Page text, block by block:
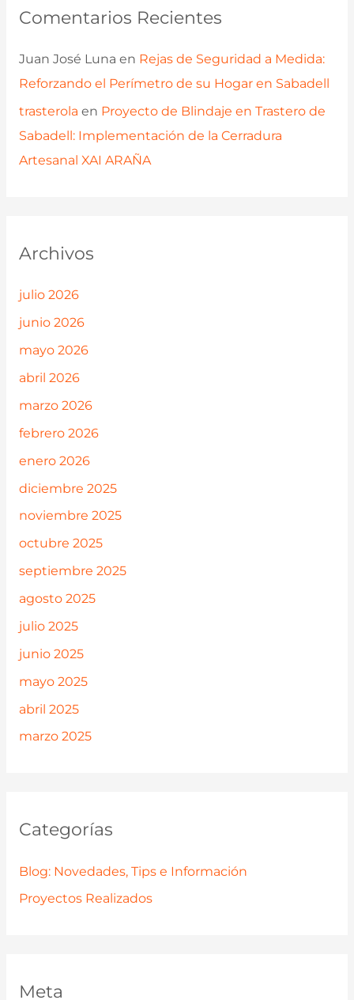
Comentarios Recientes
Juan José Luna en Rejas de Seguridad a Medida:
Reforzando el Perímetro de su Hogar en Sabadell
trasterola en Proyecto de Blindaje en Trastero de
Sabadell: Implementación de la Cerradura
Artesanal XAI ARAÑA
Archivos
julio 2026
junio 2026
mayo 2026
abril 2026
marzo 2026
febrero 2026
enero 2026
diciembre 2025
noviembre 2025
octubre 2025
septiembre 2025
agosto 2025
julio 2025
junio 2025
mayo 2025
abril 2025
marzo 2025
Categorías
Blog: Novedades, Tips e Información
Proyectos Realizados
Meta